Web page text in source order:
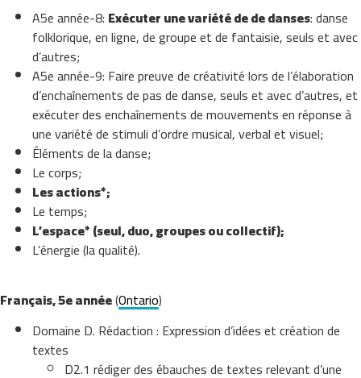
A5e année-8: Exécuter une variété de de danses: danse
folklorique, en ligne, de groupe et de fantaisie, seuls et avec
d’autres;
A5e année-9: Faire preuve de créativité lors de l’élaboration
d’enchaînements de pas de danse, seuls et avec d’autres, et
exécuter des enchaînements de mouvements en réponse à
une variété de stimuli d’ordre musical, verbal et visuel;
Éléments de la danse;
Le corps;
Les actions*;
Le temps;
L’espace* (seul, duo, groupes ou collectif);
L’énergie (la qualité).
Français, 5e année(Ontario)
Domaine D. Rédaction : Expression d’idées et création de
textes
D2.1 rédiger des ébauches de textes relevant d’une